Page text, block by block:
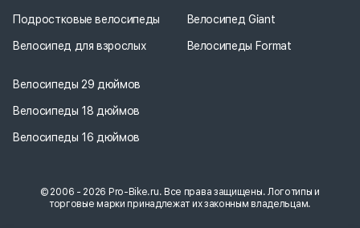
Подростковые велосипеды
Велосипед для взрослых
Велосипед Giant
Велосипеды Format
Велосипеды 29 дюймов
Велосипеды 18 дюймов
Велосипеды 16 дюймов
© 2006 - 2026 Pro-Bike.ru. Все права защищены. Логотипы и
торговые марки принадлежат их законным владельцам.